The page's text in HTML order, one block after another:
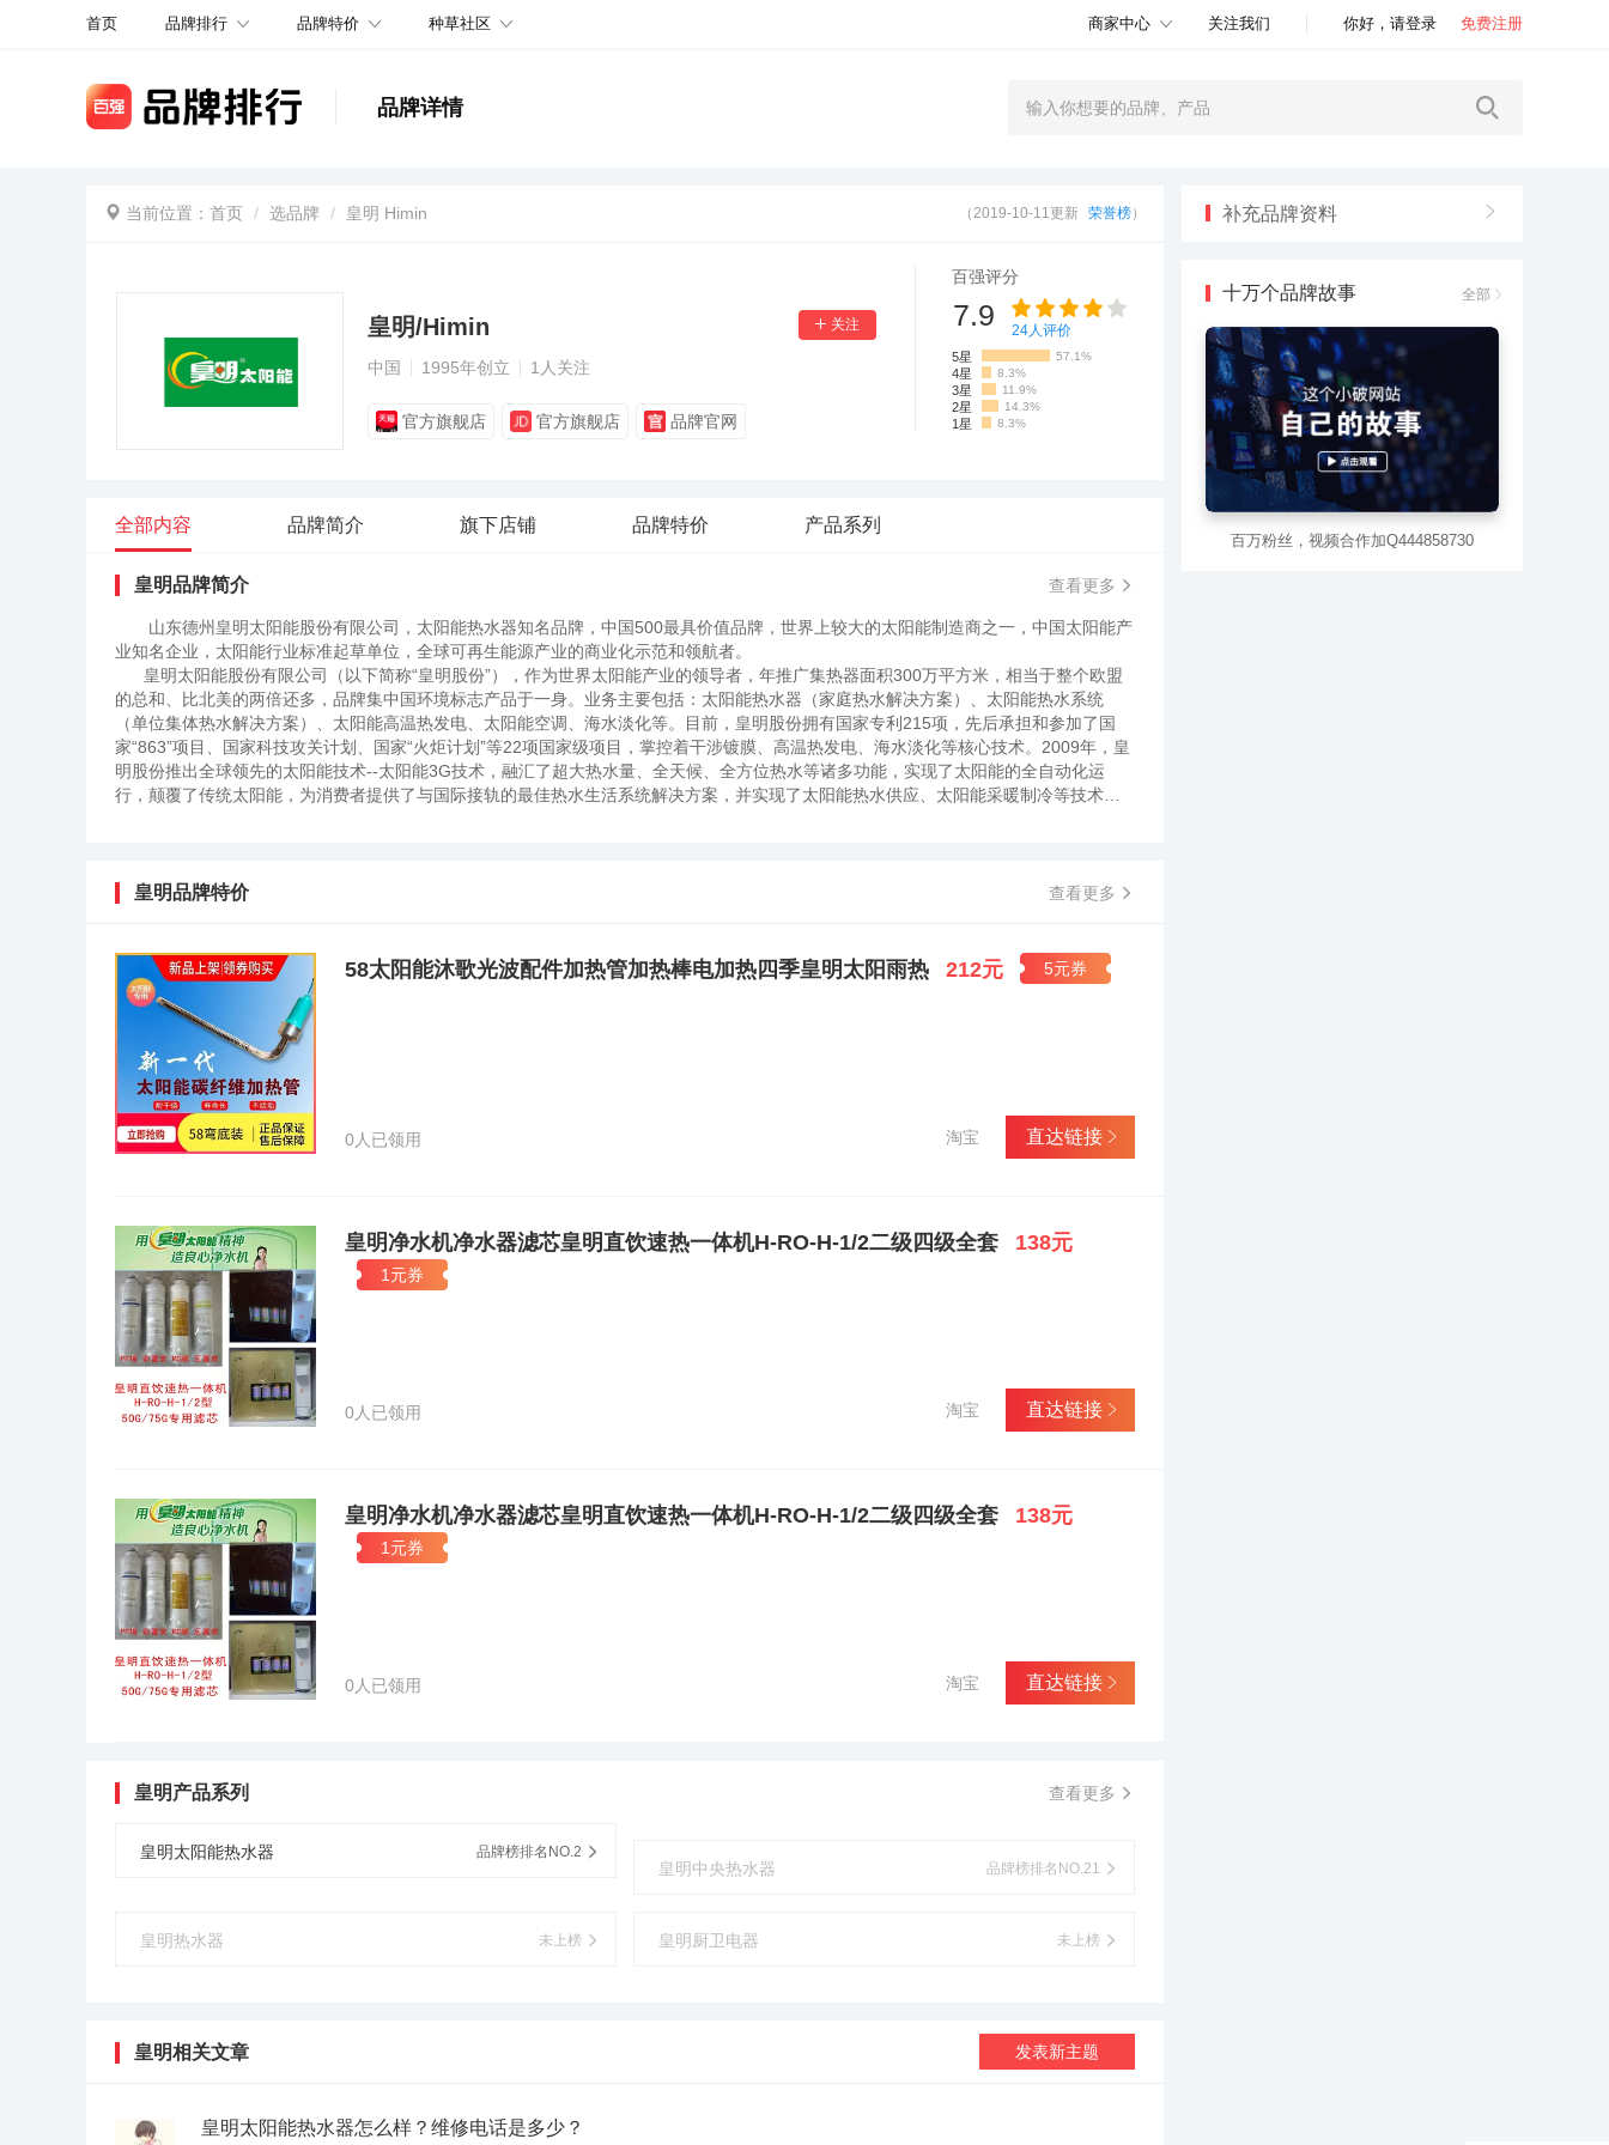
首页 品牌排行 品牌特价 种草社区 商家中心 关注我们 你好，请登录 免费注册
品牌详情
当前位置： 首页 选品牌 皇明 Himin （2019-10-11更新 荣誉榜）
皇明/Himin
中国 1995年创立 1 人关注
官方旗舰店 官方旗舰店 品牌官网
百强评分
7.9 24人评价
5星 57.1%
4星 8.3%
3星 11.9%
2星 14.3%
1星 8.3%
全部内容 品牌简介 旗下店铺 品牌特价 产品系列
皇明品牌简介 查看更多
山东德州皇明太阳能股份有限公司，太阳能热水器知名品牌，中国500最具价值品牌，世界上较大的太阳能制造商之一，中国太阳能产
业知名企业，太阳能行业标准起草单位，全球可再生能源产业的商业化示范和领航者。
皇明太阳能股份有限公司（以下简称“皇明股份”），作为世界太阳能产业的领导者，年推广集热器面积300万平方米，相当于整个欧盟
的总和、比北美的两倍还多，品牌集中国环境标志产品于一身。业务主要包括：太阳能热水器（家庭热水解决方案）、太阳能热水系统
（单位集体热水解决方案）、太阳能高温热发电、太阳能空调、海水淡化等。目前，皇明股份拥有国家专利215项，先后承担和参加了国
家“863”项目、国家科技攻关计划、国家“火炬计划”等22项国家级项目，掌控着干涉镀膜、高温热发电、海水淡化等核心技术。2009年，皇
明股份推出全球领先的太阳能技术--太阳能3G技术，融汇了超大热水量、全天候、全方位热水等诸多功能，实现了太阳能的全自动化运
行，颠覆了传统太阳能，为消费者提供了与国际接轨的最佳热水生活系统解决方案，并实现了太阳能热水供应、太阳能采暖制冷等技术的
每年在全国各地数千个市、县、镇，举办数万场次集太阳能科普展示、销售、服务咨询于一体的绿色风暴活动。皇明科普万里行活动有力
应污染物排放近4000多万吨。 世界太阳能工业化体系的开拓者：在保护环境面前，商业总是充当着叛逆者的角色，但皇明股份创造的中国
太阳能可持续发展模式（简称“皇明模式”）却开拓了一条“商业与环境的和谐之路”，实现了环境与市场、产业的共赢。皇明用十几年的时间
完成了西方国家60到100年才能完成的工业化之路，为全球的能源替代寻求解决方案，成为世界可再生能源可持续发展的标杆。皇明股份董
事长黄鸣先生是中国第一位、并且两次登上联合国讲坛的民营企业家。2006年5月，黄鸣应联合国总部特别邀请登上联合国讲坛，向世界
100多个成员国及几十个国际组织介绍了“皇明模式”。由于 “皇明模式”为世界可再生能源的推广提供了范本和可借鉴经验，2008年4月，黄
鸣再次应联合国特别邀请出席了在泰国曼谷举行的联合国亚太工商论坛。2008年9月，黄鸣成功当选国际太阳能学会副主席，成为中国担任
国际可再生能源权威学术机构领导职务第一人。皇明股份引起了国际社会的极大关注，已经吸引了包括瑞典首相赖因费尔特、德国总理默
克尔、国际太阳能学会主席莫妮卡·奥丽芬特、“欧洲新能源之都”德国弗莱堡市市长萨洛蒙等众多国际政要及新能源国际专家的关注与认
可，美国CNN、路透社、德国国家电视台、Business Week等五十余家国际媒体纷纷进行采访报道，有效改善了中国在能源环保方面的负
表，提出可再生能源法议案，该议案于2005年2月获得全国人大常委会高票通过。《可再生能源法》于2006年1月1日正式实施，法律从议
案变成条文，再到颁布实施，速度之快在中国立法史上是罕见的。黄鸣在全国率先提出“G（green）能源替代”战略，以及“新能源•新农
村”战略，建议用太阳能光热大规模替代工业、农业、建筑、生活等所需热能，大力推动可再生能源对传统能源的替代，该战略已被列入了
国家可再生能源发展规划。他还代表民间拟出了中国第一份能源替代时间表，即“近期替补”：即到2020年可再生能源替代常规能源25%，
其中太阳能占12%；“中期为主”：即到2040年替代55%，太阳能占25%；“远期独有”：即到2060年后替代90%以上，太阳能占50%。 社会
公益事业的奉献者：多年来，皇明股份一直坚持“感恩自然、奉献社会”，主动担当起作为企业公民的社会责任，并一直致力于社会公益事
业。黄鸣坚持“产业报国、理念兴国”理念，于2007年1月被中华慈善总会评选为“中华慈善人物”。 皇明股份还先后为贫困学校及其他弱势群
体等捐款捐物。2006年，皇明股份与“中华健康快车”基金会合作启动了“农村贫困学校太阳能浴室工程”（皇明股份捐赠其中10%，即1000
所学校的浴室），计划用10年时间，建设10000个农村学校太阳能浴室，解决1000万师生洗澡难问题。全国“两会”上，黄鸣建议国家推
认可委员会（CNAS）的认可，成为国家承认的实验室，其出具的检测报告与国家专业检测机构出具的报告具有同样效力，并得到美国、英
国、澳大利亚、德国、日本等45个主要贸易国家的承认。皇明股份还多次主持或参与太阳能国家标准的制定工作，近三年参加制定的太阳
能光热行业国标文件主要有：《全玻璃真空太阳集热器》、《家用太阳能热水系统主要部件选材通用技术条件》、《民用建筑太阳能热水
系统应用规范》、《太阳能集中热水系统选用与安装》等十几部。
皇明品牌特价 查看更多
58太阳能沐歌光波配件加热管加热棒电加热四季皇明太阳雨热 212元 5元券
0人已领用 直达链接
淘宝
皇明净水机净水器滤芯皇明直饮速热一体机H-RO-H-1/2二级四级全套 138元
1元券
0人已领用 直达链接
淘宝
皇明净水机净水器滤芯皇明直饮速热一体机H-RO-H-1/2二级四级全套 138元
1元券
0人已领用 直达链接
淘宝
皇明产品系列 查看更多
皇明太阳能热水器 品牌榜排名NO.2
皇明中央热水器 品牌榜排名NO.21
皇明热水器 未上榜 皇明厨卫电器 未上榜
皇明相关文章 发表新主题
皇明太阳能热水器怎么样？维修电话是多少？
补充品牌资料
十万个品牌故事 全部
百万粉丝，视频合作加Q444858730